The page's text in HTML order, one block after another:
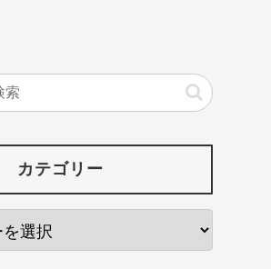
カテゴリー